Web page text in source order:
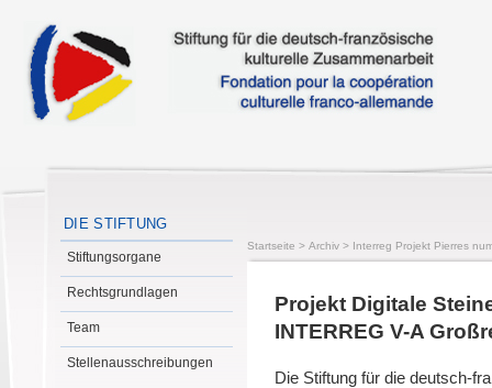
DIE STIFTUNG
Stiftungsorgane
Rechtsgrundlagen
Team
Stellenausschreibungen
Startseite > Archiv > Interreg Projekt Pierres
Projekt Digitale
INTERREG V-A
Die Stiftung für die deutsch-